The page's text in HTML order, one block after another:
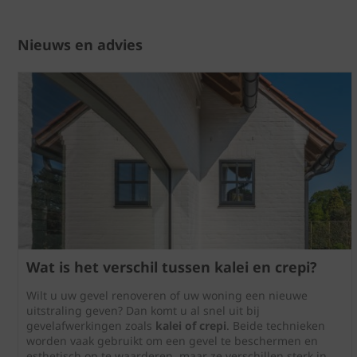
Nieuws en advies
Wat is het verschil tussen kalei en crepi?
Wilt u uw gevel renoveren of uw woning een nieuwe
uitstraling geven? Dan komt u al snel uit bij
gevelafwerkingen zoals kalei of crepi . Beide technieken
worden vaak gebruikt om een gevel te beschermen en